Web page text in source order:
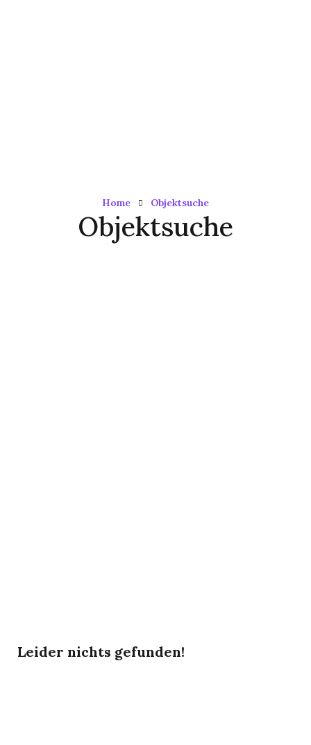
Home Objektsuche
Objektsuche
Leider nichts gefunden!